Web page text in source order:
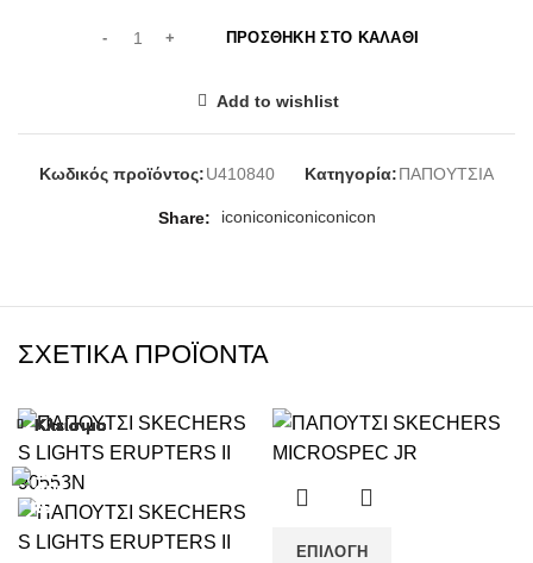
ΠΡΟΣΘΉΚΗ ΣΤΟ ΚΑΛΆΘΙ
Add to wishlist
Κωδικός προϊόντος:U410840 Κατηγορία:ΠΑΠΟΥΤΣΙΑ
Share iconiconiconiconicon
ΣΧΕΤΙΚΆ ΠΡΟΪΌΝΤΑ
Κλείσιμο
ΕΠΙΛΟΓΉ
Κλείσιμο
Κλείσιμο
Κλείσιμο
Κλείσιμο
Κλείσιμο
Κλείσιμο
Κλείσιμο